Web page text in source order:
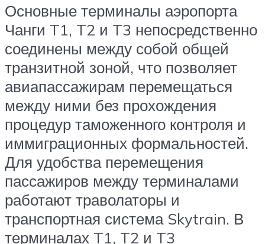
Основные терминалы аэропорта
Чанги T1, T2 и T3 непосредственно
соединены между собой общей
транзитной зоной, что позволяет
авиапассажирам перемещаться
между ними без прохождения
процедур таможенного контроля и
иммиграционных формальностей.
Для удобства перемещения
пассажиров между терминалами
работают траволаторы и
транспортная система Skytrain. В
терминалах T1, T2 и T3